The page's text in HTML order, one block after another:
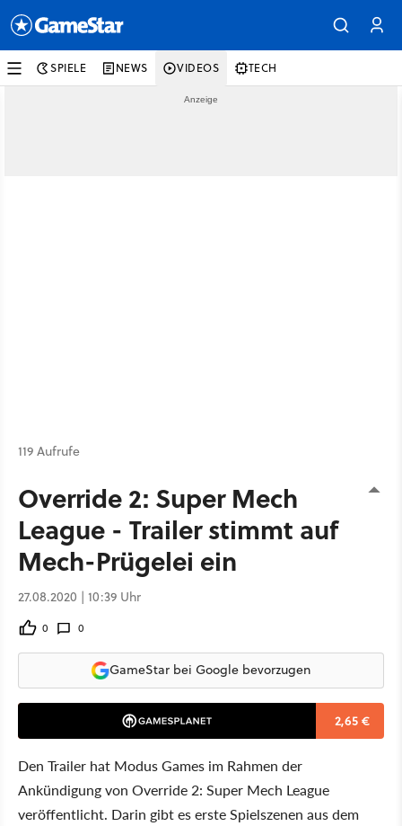
SPIELE NEWS VIDEOS TECH
119 Aufrufe
Override 2: Super Mech
League - Trailer stimmt auf
Mech-Prügelei ein
27.08.2020 | 10:39 Uhr
0 0
GameStar bei Google bevorzugen
2,65 €
Den Trailer hat Modus Games im Rahmen der
Ankündigung von Override 2: Super Mech League
veröffentlicht. Darin gibt es erste Spielszenen aus dem